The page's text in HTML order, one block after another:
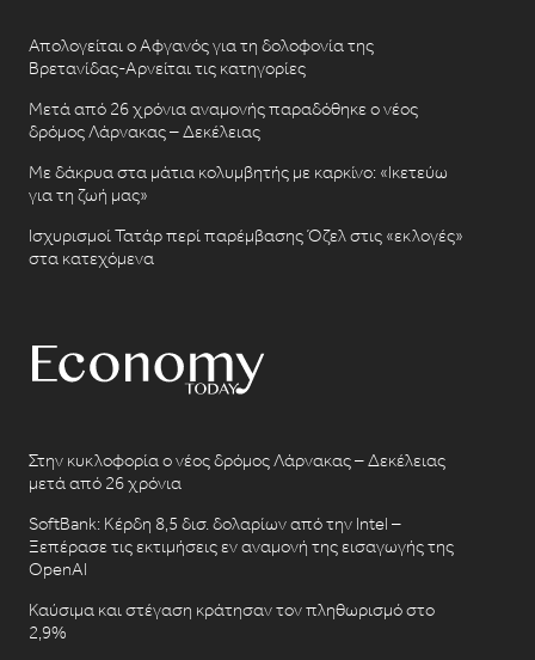
Απολογείται ο Αφγανός για τη δολοφονία της
Βρετανίδας-Αρνείται τις κατηγορίες
Μετά από 26 χρόνια αναμονής παραδόθηκε ο νέος
δρόμος Λάρνακας – Δεκέλειας
Με δάκρυα στα μάτια κολυμβητής με καρκίνο: «Ικετεύω
για τη ζωή μας»
Ισχυρισμοί Τατάρ περί παρέμβασης Όζελ στις «εκλογές»
στα κατεχόμενα
Στην κυκλοφορία ο νέος δρόμος Λάρνακας – Δεκέλειας
μετά από 26 χρόνια
SoftBank: Κέρδη 8,5 δισ. δολαρίων από την Intel –
Ξεπέρασε τις εκτιμήσεις εν αναμονή της εισαγωγής της
OpenAI
Καύσιμα και στέγαση κράτησαν τον πληθωρισμό στο
2,9%